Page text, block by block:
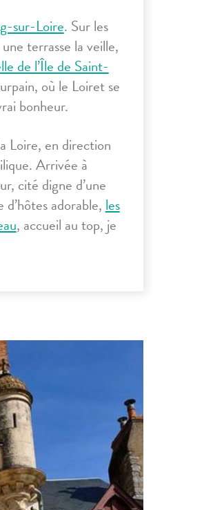
sur-Loire. Sur les
terrasse la veille,
de l’Île de Saint-
où le Loiret se
bonheur.
Loire, en direction
Arrivée à
cité digne d’une
adorable, les
, accueil au top, je